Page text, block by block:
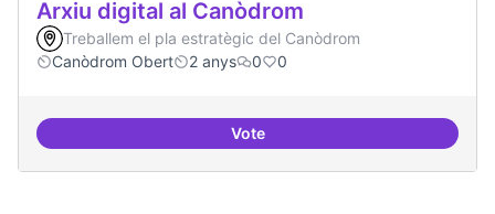
Arxiu digital al Canòdrom
Treballem el pla estratègic del Canòdrom
Canòdrom Obert
2 anys 0 0
VoteArxiu digital al Canòdrom